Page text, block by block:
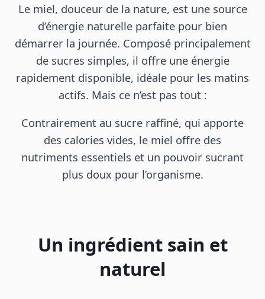
Le miel, douceur de la nature, est une source
d’énergie naturelle parfaite pour bien
démarrer la journée. Composé principalement
de sucres simples, il offre une énergie
rapidement disponible, idéale pour les matins
actifs. Mais ce n’est pas tout :
Contrairement au sucre raffiné, qui apporte
des calories vides, le miel offre des
nutriments essentiels et un pouvoir sucrant
plus doux pour l’organisme.
Un ingrédient sain et
naturel